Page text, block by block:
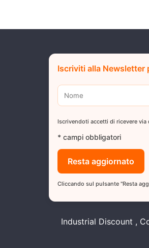
Iscriviti alla Newsletter
Iscrivendoti accetti di ricevere
* campi obbligatori
Cliccando sul pulsante "Resta
Industrial Discount